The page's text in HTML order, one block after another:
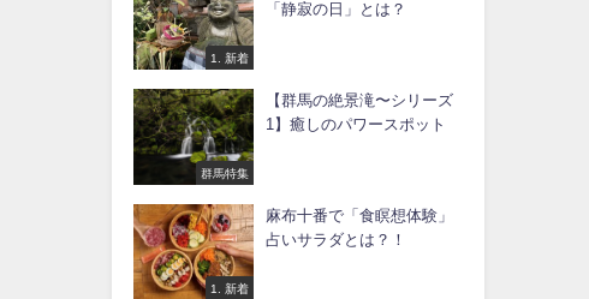
1. 新着
「静寂の日」とは？
群馬特集
【群馬の絶景滝〜シリーズ
1】癒しのパワースポット
1. 新着
麻布十番で「食瞑想体験」
占いサラダとは？！